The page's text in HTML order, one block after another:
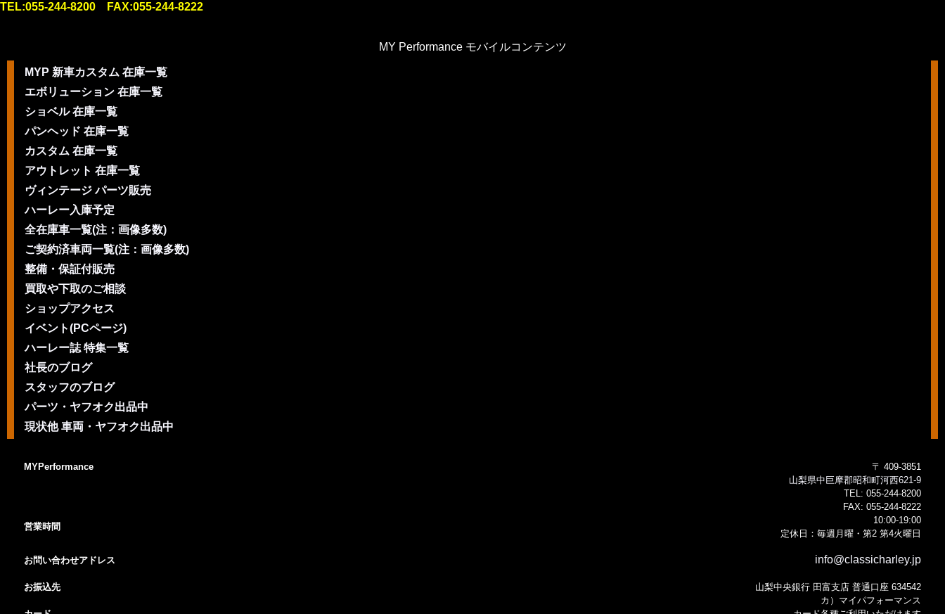
TEL:055-244-8200 FAX:055-244-8222
MY Performance モバイルコンテンツ
MYP 新車カスタム 在庫一覧
エボリューション 在庫一覧
ショベル 在庫一覧
パンヘッド 在庫一覧
カスタム 在庫一覧
アウトレット 在庫一覧
ヴィンテージ パーツ販売
ハーレー入庫予定
全在庫車一覧(注：画像多数)
ご契約済車両一覧(注：画像多数)
整備・保証付販売
買取や下取のご相談
ショップアクセス
イベント(PCページ)
ハーレー誌 特集一覧
社長のブログ
スタッフのブログ
パーツ・ヤフオク出品中
現状他 車両・ヤフオク出品中
MYPerformance
〒 409-3851
山梨県中巨摩郡昭和町河西621-9
TEL: 055-244-8200
FAX: 055-244-8222
営業時間
10:00-19:00
定休日：毎週月曜・第2 第4火曜日
お問い合わせアドレス info@classicharley.jp
お振込先
山梨中央銀行 田富支店 普通口座 634542
カ）マイパフォーマンス